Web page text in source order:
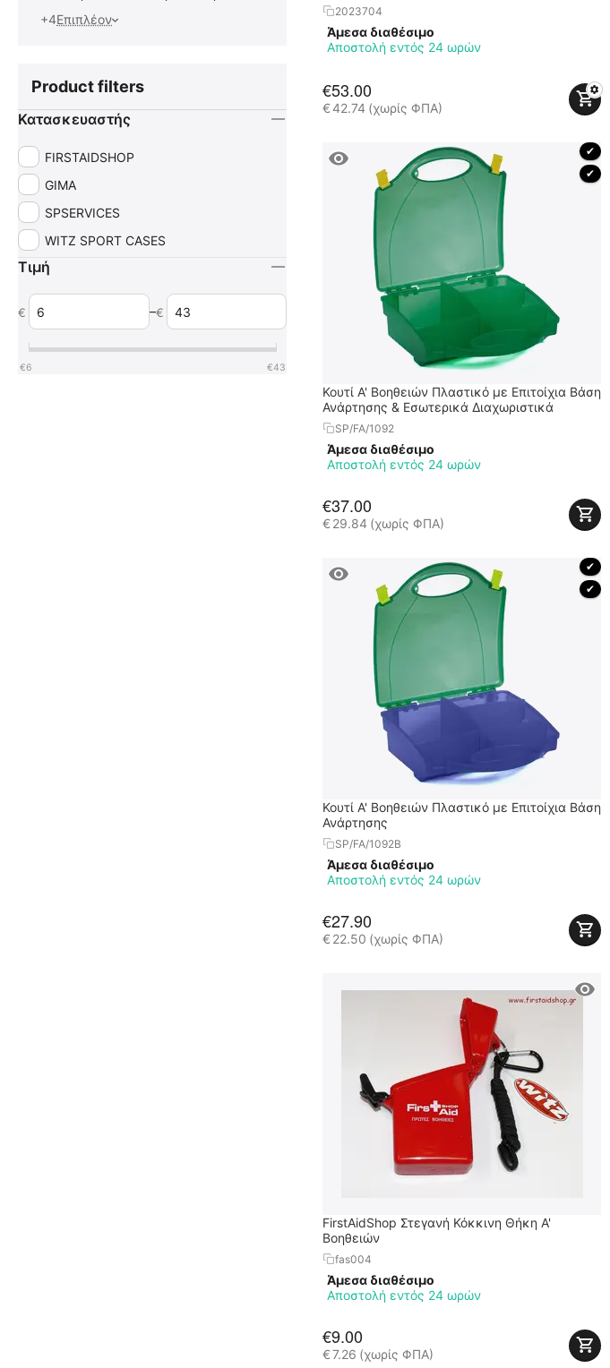
2023704
Άμεσα διαθέσιμο
Αποστολή εντός 24 ωρών
€53.00
€42.74 (χωρίς ΦΠΑ)
✔
✔
Κουτί Α' Βοηθειών Πλαστικό με Επιτοίχια Βάση
Ανάρτησης & Εσωτερικά Διαχωριστικά
SP/FA/1092
Άμεσα διαθέσιμο
Αποστολή εντός 24 ωρών
€37.00
€29.84 (χωρίς ΦΠΑ)
✔
✔
Κουτί Α' Βοηθειών Πλαστικό με Επιτοίχια Βάση
Ανάρτησης
SP/FA/1092B
Άμεσα διαθέσιμο
Αποστολή εντός 24 ωρών
€27.90
€22.50 (χωρίς ΦΠΑ)
FirstAidShop Στεγανή Κόκκινη Θήκη Α'
Βοηθειών
fas004
Άμεσα διαθέσιμο
Αποστολή εντός 24 ωρών
€9.00
€7.26 (χωρίς ΦΠΑ)
+4Επιπλέον
Product filters
Κατασκευαστής
FIRSTAIDSHOP
GIMA
SPSERVICES
WITZ SPORT CASES
Τιμή
€ –€
€6 €43